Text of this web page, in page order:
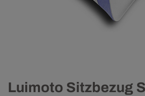
Luimoto Sitzbezug